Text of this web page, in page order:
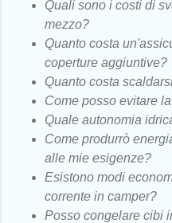
Quali sono i costi di
mezzo?
Quanto costa
coperture aggiuntive?
Quanto costa
Come posso evitare
Quale autonomia
Come produrrò
alle mie esigenze?
Esistono modi
corrente in camper?
Posso congelare cibi